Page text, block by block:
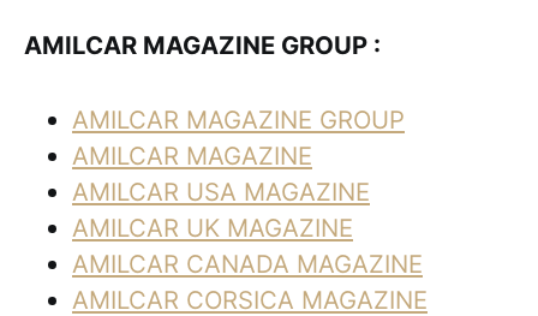
AMILCAR MAGAZINE GROUP :
AMILCAR MAGAZINE GROUP
AMILCAR MAGAZINE
AMILCAR USA MAGAZINE
AMILCAR UK MAGAZINE
AMILCAR CANADA MAGAZINE
AMILCAR CORSICA MAGAZINE